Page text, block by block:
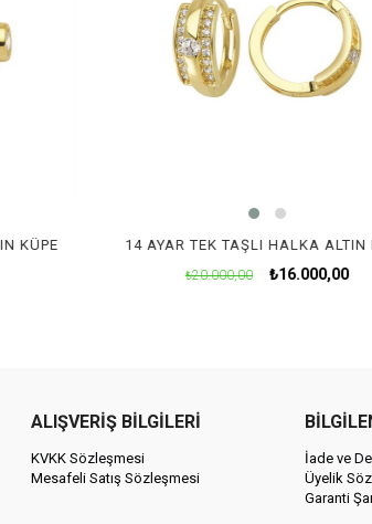
KÜPE 14 AYAR TEK TAŞLI HALKA ALTIN
₺16.000,00
₺20.000,00
ALIŞVERİŞ BİLGİLERİ
KVKK Sözleşmesi
Mesafeli Satış Sözleşmesi
İade ve
Üyelik
Garanti